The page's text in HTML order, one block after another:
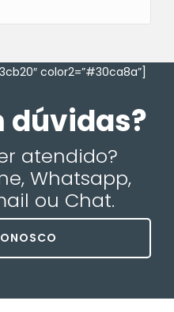
color2=”#30ca8a”]
dúvidas?
atendido?
Whatsapp,
ou Chat.